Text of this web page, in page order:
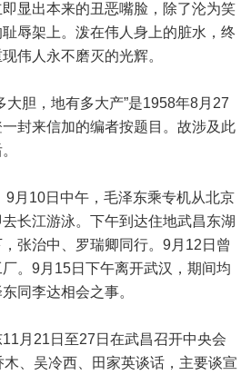
显出本来的丑恶嘴脸，除了沦为笑
辱架上。泼在伟人身上的脏水，终
伟人永不磨灭的光辉。
胆，地有多大产”是1958年8月27
封来信加的编者按题目。故涉及此
10日中午，毛泽东乘专机从北京
长江游泳。下午到达住地武昌东湖
张治中、罗瑞卿同行。9月12日曾
。9月15日下午离开武汉，期间均
同李达相会之事。
月21日至27日在武昌召开中央会
、吴冷西、田家英谈话，主要谈宣